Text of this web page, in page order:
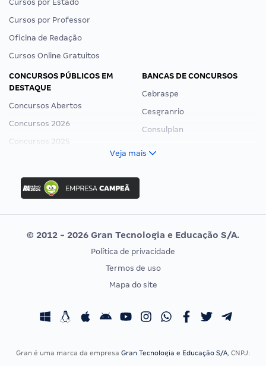
Cursos por Estado
Cursos por Professor
Oficina de Redação
Cursos Online Gratuitos
CONCURSOS PÚBLICOS EM
DESTAQUE
Concursos Abertos
Concursos 2026
Concursos 2025
Concurso Ibama
Concurso MPU
Editais publicados
BANCAS DE CONCURSOS
Cebraspe
Cesgranrio
Consulplan
Vunesp
CONCURSOS POR PROFISSÃO
Concursos Fiscais
EXAME DE ORDEM
Calendário OAB
Veja mais
© 2012 - 2026 Gran Tecnologia e Educação S/A.
Política de privacidade
Termos de uso
Mapa do site
Gran é uma marca da empresa Gran Tecnologia e Educação S/A, CNPJ: